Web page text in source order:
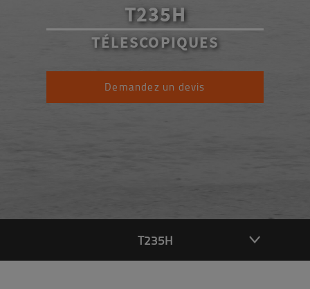
T235H
TÉLESCOPIQUES
Demandez un devis
T235H